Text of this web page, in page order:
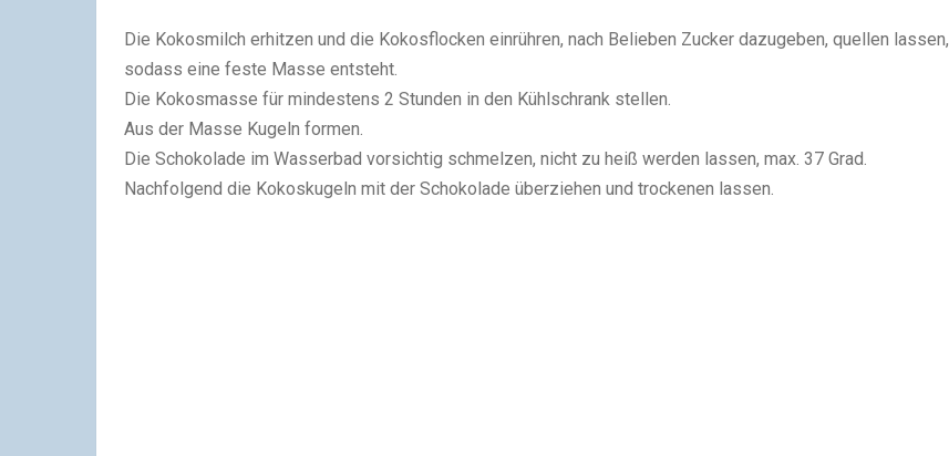
Die Kokosmilch erhitzen und die Kokosflocken einrühren, nach Belieben Zucker dazugeben, quellen lassen,
sodass eine feste Masse entsteht.
Die Kokosmasse für mindestens 2 Stunden in den Kühlschrank stellen.
Aus der Masse Kugeln formen.
Die Schokolade im Wasserbad vorsichtig schmelzen, nicht zu heiß werden lassen, max. 37 Grad.
Nachfolgend die Kokoskugeln mit der Schokolade überziehen und trockenen lassen.